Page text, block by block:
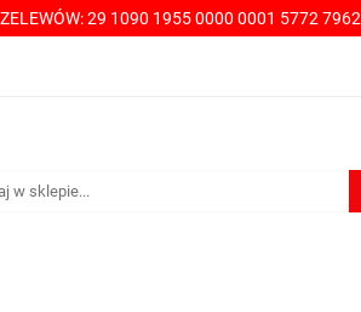
29 1090 1955 0000 0001 5772 7962
<----- PŁATNOŚCI